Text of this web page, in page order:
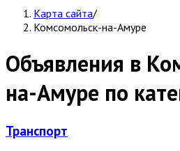
Карта сайта/
Комсомольск-на-Амуре
Объявления в
на-Амуре по
Транспорт